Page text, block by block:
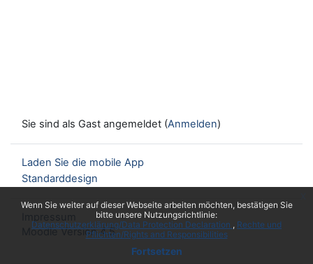
Wenn Sie weiter auf dieser Webseite arbeiten möchten, bestätigen Sie
bitte unsere Nutzungsrichtlinie:
Datenschutzerklärung/Data Protection Declaration
Rechte und
Pflichten/Rights and Responsibilities
Fortsetzen
Sie sind als Gast angemeldet (Anmelden)
Laden Sie die mobile App
Standarddesign
Moodle Version 4.5